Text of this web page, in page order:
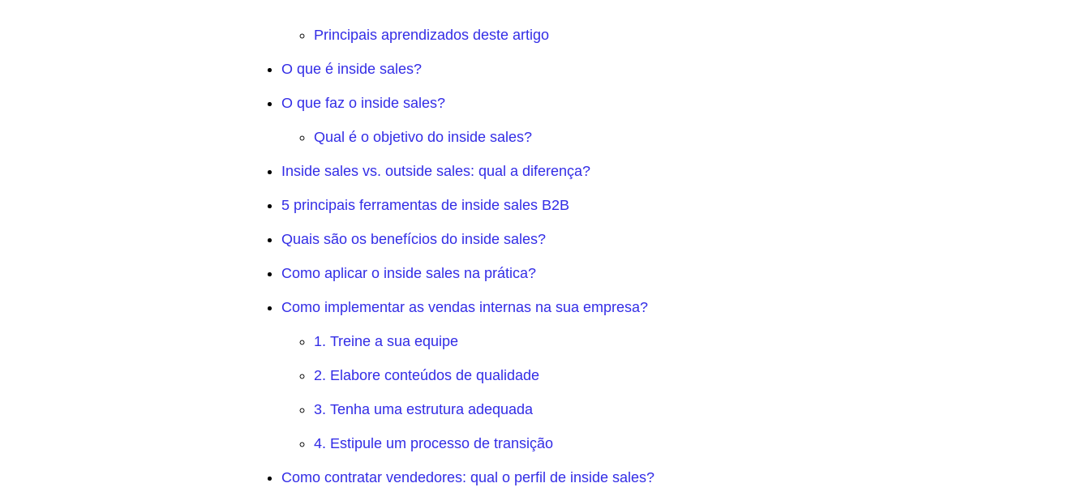
Principais aprendizados deste artigo
O que é inside sales?
O que faz o inside sales?
Qual é o objetivo do inside sales?
Inside sales vs. outside sales: qual a diferença?
5 principais ferramentas de inside sales B2B
Quais são os benefícios do inside sales?
Como aplicar o inside sales na prática?
Como implementar as vendas internas na sua empresa?
1. Treine a sua equipe
2. Elabore conteúdos de qualidade
3. Tenha uma estrutura adequada
4. Estipule um processo de transição
Como contratar vendedores: qual o perfil de inside sales?